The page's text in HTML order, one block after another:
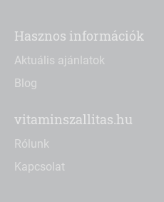
Hasznos információk
Aktuális ajánlatok
Blog
vitaminszallitas.hu
Rólunk
Kapcsolat